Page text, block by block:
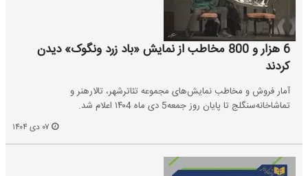
6 هزار و 800 مخاطب از نمایش «باد زرد ونگوک» دیدن
کردند
آمار فروش و مخاطب نمایش‌های‌ مجموعه تئاترشهر، تالار‌هنر و
تماشاخانه‌سنگلج تا پایان روز جمعه5 دی ماه ۱۴۰4 اعلام شد.